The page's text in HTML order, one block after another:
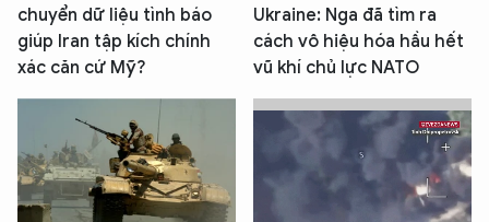
chuyển dữ liệu tình báo
giúp Iran tập kích chính
xác căn cứ Mỹ?
Ukraine: Nga đã tìm ra
cách vô hiệu hóa hầu hết
vũ khí chủ lực NATO